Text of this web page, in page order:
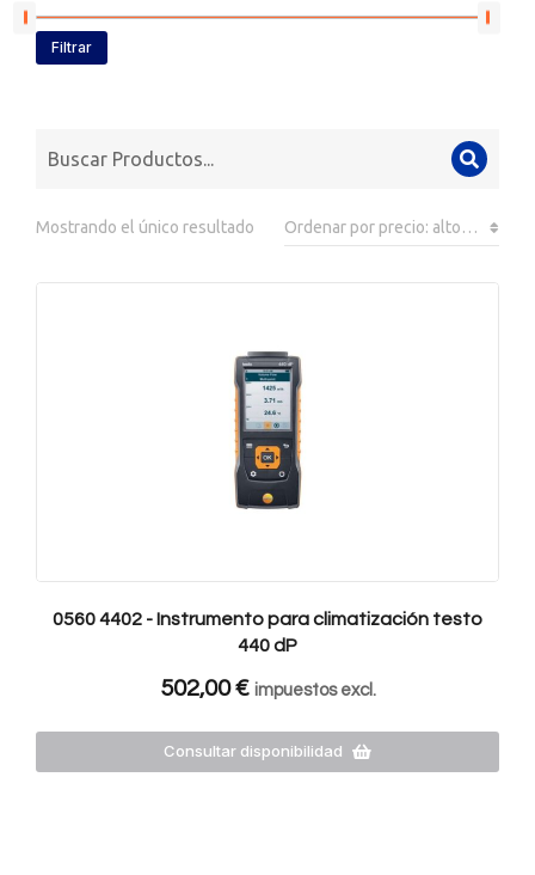
Filtrar
Mostrando el único resultado
0560 4402 - Instrumento para climatización testo
440 dP
502,00€ impuestos excl.
Consultar disponibilidad